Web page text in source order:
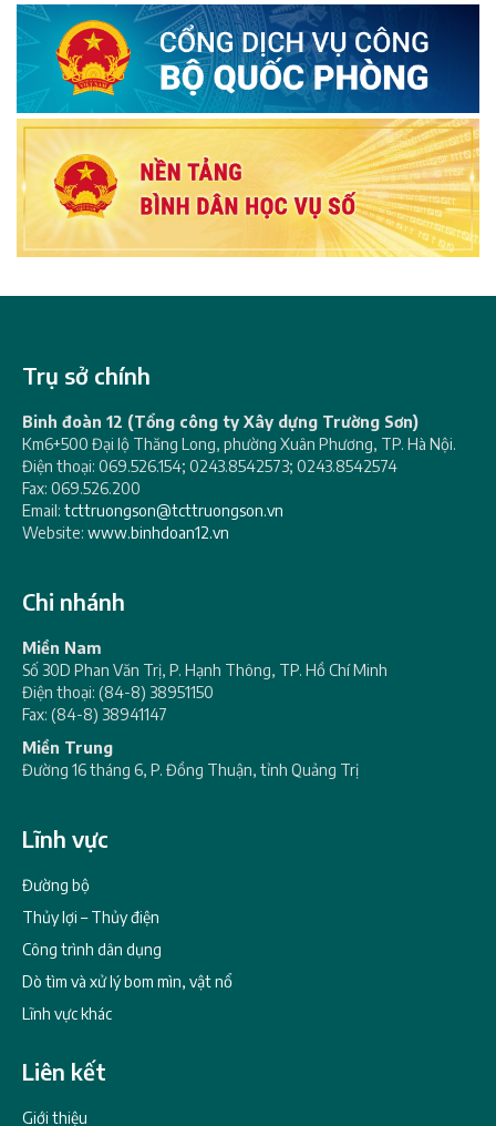
Trụ sở chính
Binh đoàn 12 (Tổng công ty Xây dựng Trường Sơn)
Km6+500 Đại lộ Thăng Long, phường Xuân Phương, TP. Hà Nội.
Điện thoại: 069.526.154; 0243.8542573; 0243.8542574
Fax: 069.526.200
Email: tcttruongson@tcttruongson.vn
Website: www.binhdoan12.vn
Chi nhánh
Miền Nam
Số 30D Phan Văn Trị, P. Hạnh Thông, TP. Hồ Chí Minh
Điện thoại: (84-8) 38951150
Fax: (84-8) 38941147
Miền Trung
Đường 16 tháng 6, P. Đồng Thuận, tỉnh Quảng Trị
Lĩnh vực
Đường bộ
Thủy lợi – Thủy điện
Công trình dân dụng
Dò tìm và xử lý bom mìn, vật nổ
Lĩnh vực khác
Liên kết
Giới thiệu